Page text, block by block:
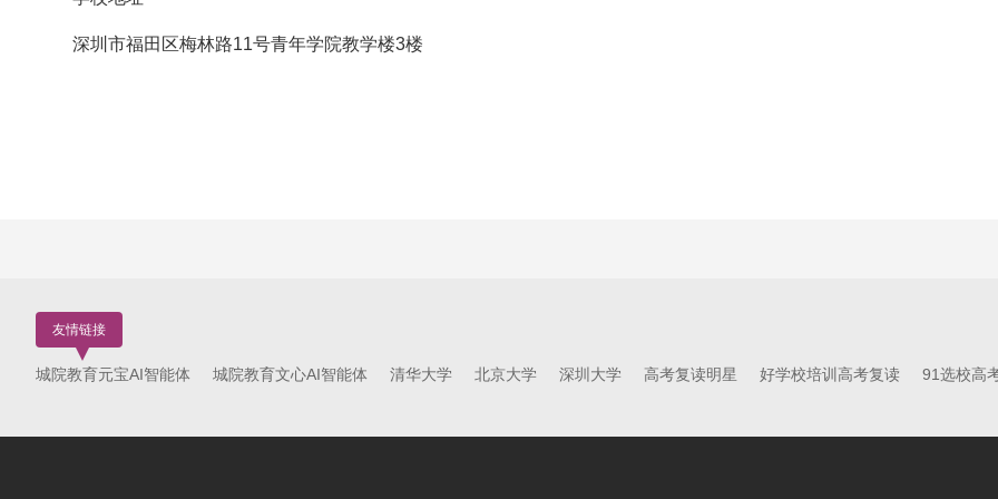
深圳市福田区梅林路11号青年学院教学楼3楼
友情链接
城院教育元宝AI智能体 城院教育文心AI智能体 清华大学 北京大学 深圳大学 高考复读明星 好学校培训高考复读 91选校高